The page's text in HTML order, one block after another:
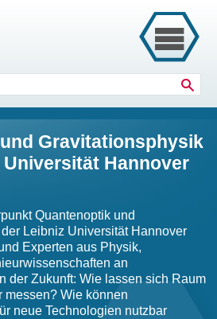
Gravitationsphysik
Hannover
Quantenoptik und
Leibniz Universität Hannover
Experten aus Physik,
an
der Zukunft: Wie lassen sich Raum
messen? Wie können
neue Technologien nutzbar